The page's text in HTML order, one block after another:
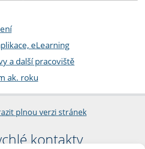
eLearning
a další pracoviště
ak. roku
plnou verzi stránek
kontakty